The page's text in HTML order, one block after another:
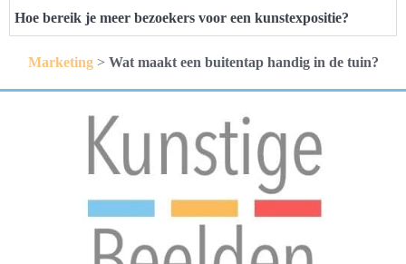
Hoe bereik je meer bezoekers voor een kunstexpositie?
Marketing> Wat maakt een buitentap handig in de tuin?